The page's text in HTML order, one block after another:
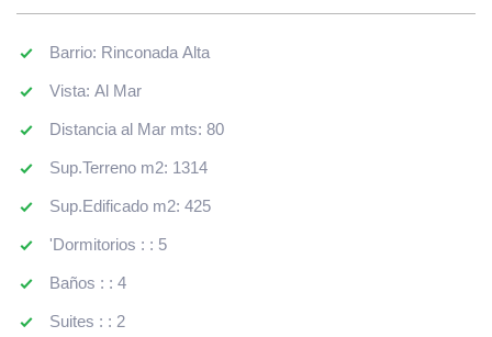
Barrio: Rinconada Alta
Vista: Al Mar
Distancia al Mar mts: 80
Sup.Terreno m2: 1314
Sup.Edificado m2: 425
'Dormitorios : : 5
Baños : : 4
Suites : : 2